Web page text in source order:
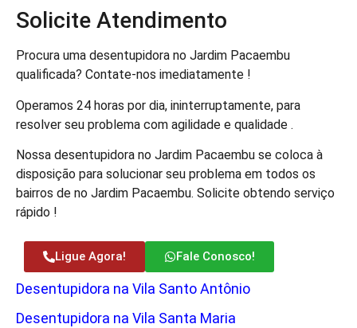
Solicite Atendimento
Procura uma desentupidora no Jardim Pacaembu
qualificada? Contate-nos imediatamente !
Operamos 24 horas por dia, ininterruptamente, para
resolver seu problema com agilidade e qualidade .
Nossa desentupidora no Jardim Pacaembu se coloca à
disposição para solucionar seu problema em todos os
bairros de no Jardim Pacaembu. Solicite obtendo serviço
rápido !
Ligue Agora! Fale Conosco!
Desentupidora na Vila Santo Antônio
Desentupidora na Vila Santa Maria